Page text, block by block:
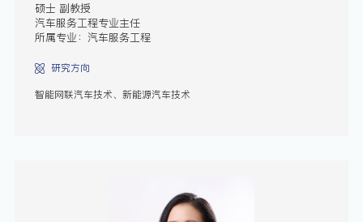
硕士 副教授
汽车服务工程专业主任
所属专业：汽车服务工程
研究方向
智能网联汽车技术、新能源汽车技术